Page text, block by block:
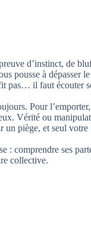
d’instinct, de
pousse à dépasser
pas… il faut écouter
Pour
Vérité ou
piège, et seul
: comprendre ses
collective.